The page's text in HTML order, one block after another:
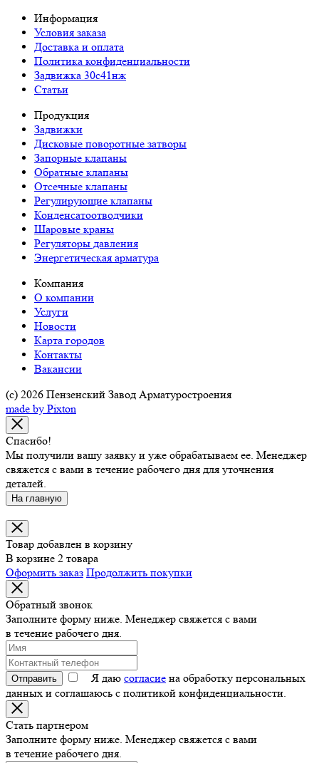
Информация
Условия заказа
Доставка и оплата
Политика конфиденциальности
Задвижка 30с41нж
Статьи
Продукция
Задвижки
Дисковые поворотные затворы
Запорные клапаны
Обратные клапаны
Отсечные клапаны
Регулирующие клапаны
Конденсатоотводчики
Шаровые краны
Регуляторы давления
Энергетическая арматура
Компания
О компании
Услуги
Новости
Карта городов
Контакты
Вакансии
(c) 2026 Пензенский Завод Арматуростроения
made by Pixton
Спасибо!
Мы получили вашу заявку и уже обрабатываем ее. Менеджер
свяжется с вами в течение рабочего дня для уточнения
деталей.
На главную
Товар добавлен в корзину
В корзине 2 товара
Оформить заказ Продолжить покупки
Обратный звонок
Заполните форму ниже. Менеджер свяжется с вами
в течение рабочего дня.
Отправить Я даю согласие на обработку персональных
данных и соглашаюсь с политикой конфиденциальности.
Стать партнером
Заполните форму ниже. Менеджер свяжется с вами
в течение рабочего дня.